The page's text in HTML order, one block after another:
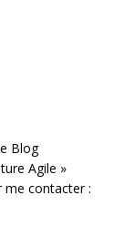
Blog
Agile »
me contacter :